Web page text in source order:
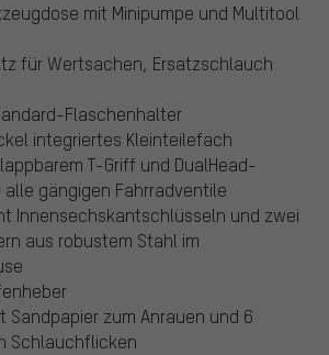
mit Minipumpe und Multitool
für Wertsachen, Ersatzschlauch
Flaschenhalter
integriertes Kleinteilefach
T-Griff und DualHead-
gängigen Fahrradventile
Innensechskantschlüsseln und zwei
aus robustem Stahl im
Sandpapier zum Anrauen und 6
Schlauchflicken